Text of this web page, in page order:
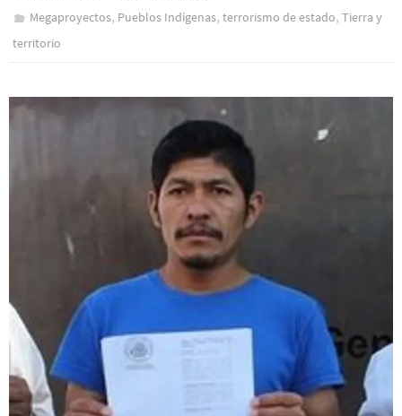
Megaproyectos, Pueblos Indí­genas,terrorismo de estado,Tierra y
territorio